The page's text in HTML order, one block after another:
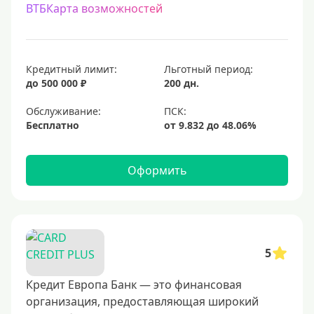
С процентом на остаток
Доступные
Сумма (рублей)
25000 руб
30000 руб
40000 руб
50000 руб
ВТБКарта возможностей
Кредитный лимит:
до 500 000 ₽
Льготный период:
200 дн.
Обслуживание:
Бесплатно
Оформить
5
Кредит Европа Банк — это финансовая
организация, предоставляющая широкий